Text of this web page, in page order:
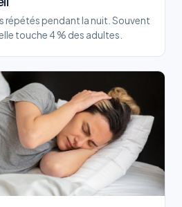
répétés pendant la nuit. Souvent
touche 4 % des adultes.